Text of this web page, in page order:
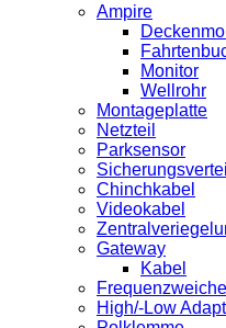
Ampire
Monitor
Wellrohr
Montageplatte
Netzteil
Parksensor
Chinchkabel
Videokabel
Gateway
Kabel
Frequenzweiche
High/-Low